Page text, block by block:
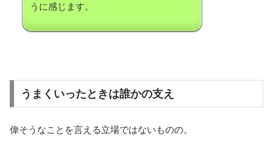
うに感じます。
うまくいったときは誰かの支え
偉そうなことを言える立場ではないものの。